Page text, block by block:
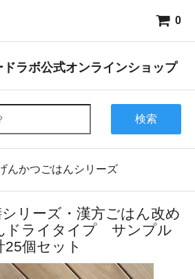
0
ドラボ公式オンラインショップ
検索
んかつごはんシリーズ
リーズ・漢方ごはん改め
ドライタイプ サンプル
25個セット